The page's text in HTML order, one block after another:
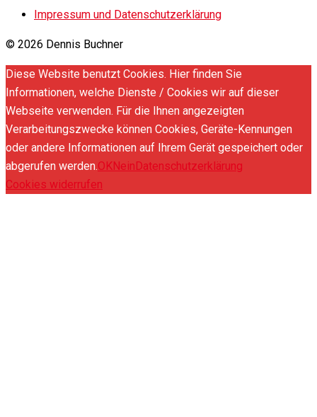
Impressum und Datenschutzerklärung
© 2026 Dennis Buchner
Diese Website benutzt Cookies. Hier finden Sie
Informationen, welche Dienste / Cookies wir auf dieser
Webseite verwenden. Für die Ihnen angezeigten
Verarbeitungszwecke können Cookies, Geräte-Kennungen
oder andere Informationen auf Ihrem Gerät gespeichert oder
abgerufen werden.OKNeinDatenschutzerklärung
Cookies widerrufen